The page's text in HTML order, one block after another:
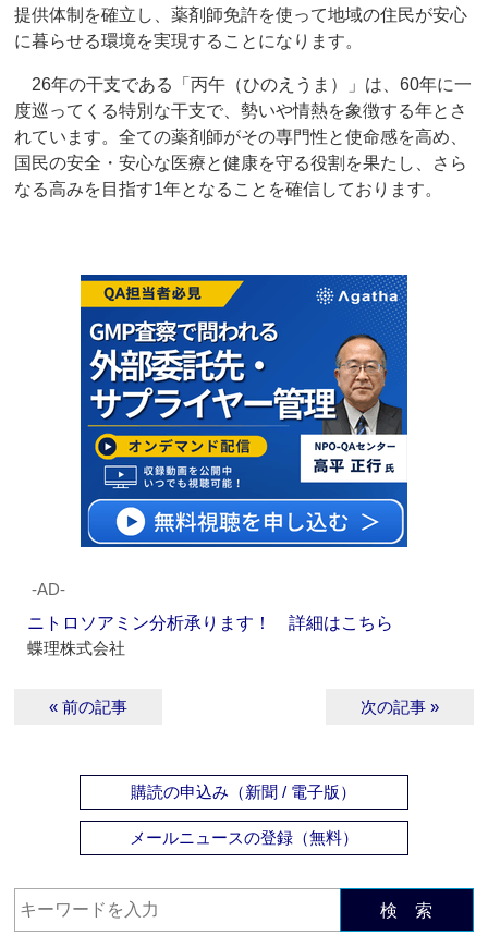
提供体制を確立し、薬剤師免許を使って地域の住民が安心
に暮らせる環境を実現することになります。
26年の干支である「丙午（ひのえうま）」は、60年に一
度巡ってくる特別な干支で、勢いや情熱を象徴する年とさ
れています。全ての薬剤師がその専門性と使命感を高め、
国民の安全・安心な医療と健康を守る役割を果たし、さら
なる高みを目指す1年となることを確信しております。
‐AD‐
ニトロソアミン分析承ります！ 詳細はこちら
蝶理株式会社
« 前の記事 次の記事 »
購読の申込み（新聞 / 電子版）
メールニュースの登録（無料）
検 索